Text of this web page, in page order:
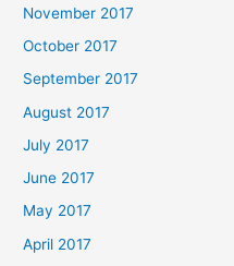
November 2017
October 2017
September 2017
August 2017
July 2017
June 2017
May 2017
April 2017